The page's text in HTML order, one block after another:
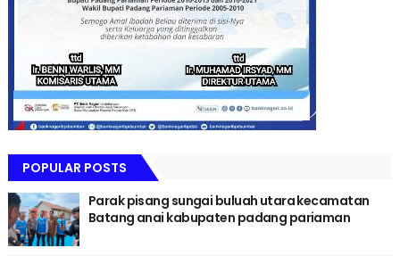
POPULAR POSTS
Parak pisang sungai buluah utara kecamatan
Batang anai kabupaten padang pariaman